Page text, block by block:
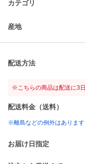
カテゴリ
産地
配送方法
※こちらの商品は配送に3
配送料金（送料）
※離島などの例外はありま
お届け日指定